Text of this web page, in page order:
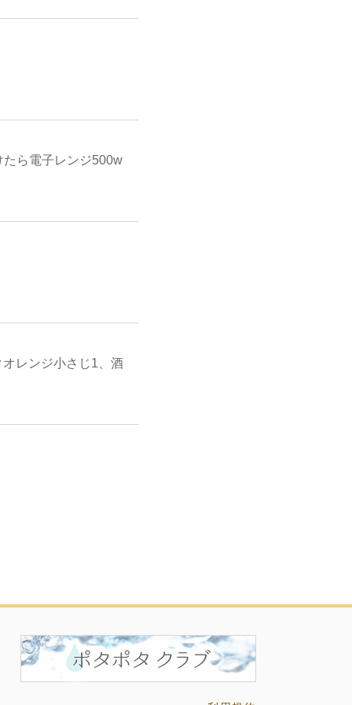
ら電子レンジ500w
レンジ小さじ1、酒